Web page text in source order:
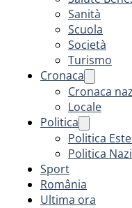
Sanità
Scuola
Società
Turismo
Cronaca
Cronaca
Locale
Politica
Politica
Politica
Sport
România
Ultima ora